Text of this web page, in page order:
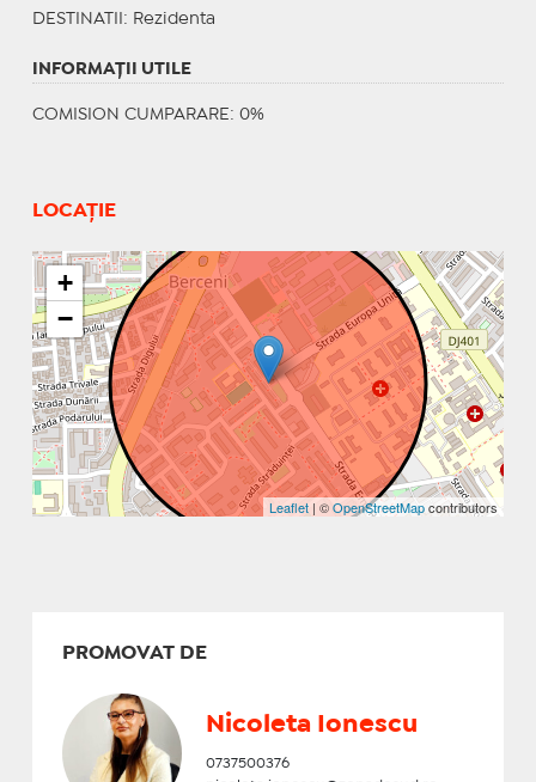
DESTINATII : Rezidenta
INFORMAŢII UTILE
COMISION CUMPARARE: 0%
LOCAȚIE
+
−
Leaflet | ©OpenStreetMapcontributors
PROMOVAT DE
Nicoleta Ionescu
0737500376